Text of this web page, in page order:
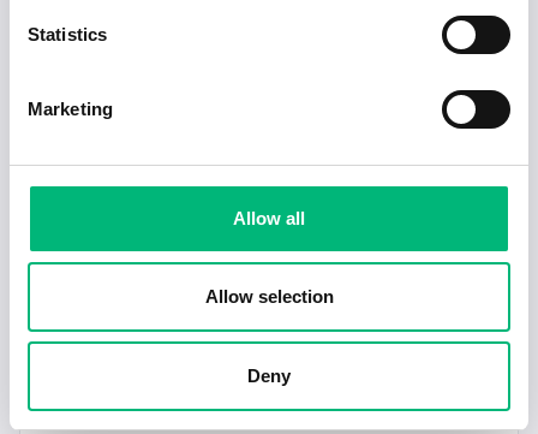
Statistics
Marketing
Allow all
Allow selection
Deny
Lön:ca 42 000 kr/månad
byggbranschen, och som byggnadsingenjör är du
fokuserar på verktyg som BIM (Building
Information Modeling), som används för att
designa och övervaka byggprojekt.
Efter examen väntar en bransch med stort behov
Det här är en möjlighet att kombinera teknik och